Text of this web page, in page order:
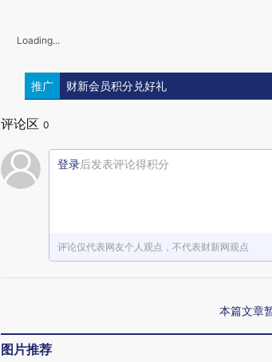
Loading...
推广 财新会员积分兑好礼
评论区 0
登录后发表评论得积分
评论仅代表网友个人观点，不代表财新网观点
本篇文章
图片推荐